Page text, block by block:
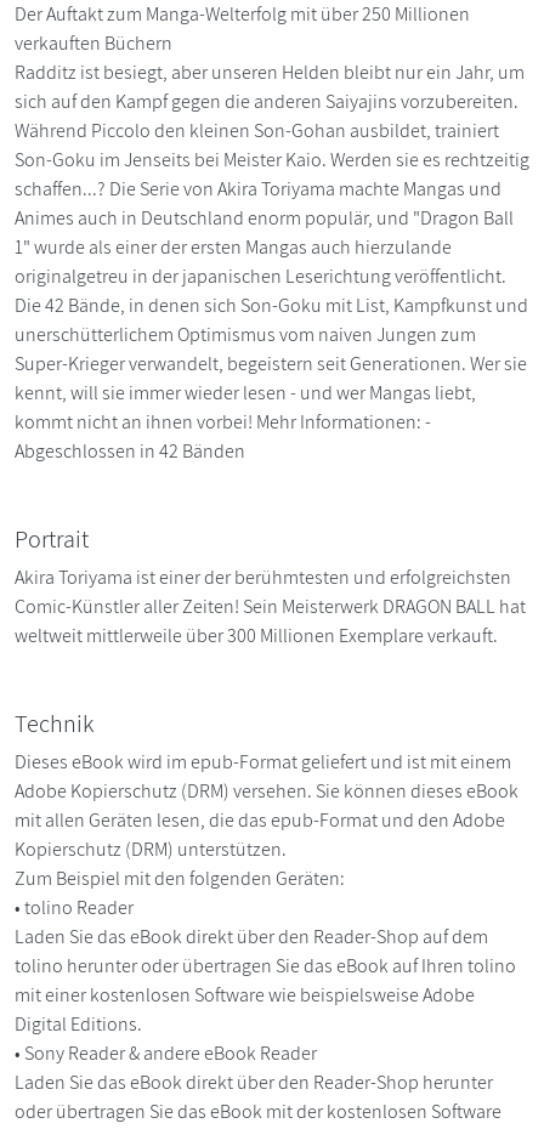
Der Auftakt zum Manga-Welterfolg mit über 250 Millionen
verkauften Büchern
Radditz ist besiegt, aber unseren Helden bleibt nur ein Jahr, um
sich auf den Kampf gegen die anderen Saiyajins vorzubereiten.
Während Piccolo den kleinen Son-Gohan ausbildet, trainiert
Son-Goku im Jenseits bei Meister Kaio. Werden sie es rechtzeitig
schaffen...? Die Serie von Akira Toriyama machte Mangas und
Animes auch in Deutschland enorm populär, und "Dragon Ball
1" wurde als einer der ersten Mangas auch hierzulande
originalgetreu in der japanischen Leserichtung veröffentlicht.
Die 42 Bände, in denen sich Son-Goku mit List, Kampfkunst und
unerschütterlichem Optimismus vom naiven Jungen zum
Super-Krieger verwandelt, begeistern seit Generationen. Wer sie
kennt, will sie immer wieder lesen - und wer Mangas liebt,
kommt nicht an ihnen vorbei! Mehr Informationen: -
Abgeschlossen in 42 Bänden
Portrait
Akira Toriyama ist einer der berühmtesten und erfolgreichsten
Comic-Künstler aller Zeiten! Sein Meisterwerk DRAGON BALL hat
weltweit mittlerweile über 300 Millionen Exemplare verkauft.
Technik
Dieses eBook wird im epub-Format geliefert und ist mit einem
Adobe Kopierschutz (DRM) versehen. Sie können dieses eBook
mit allen Geräten lesen, die das epub-Format und den Adobe
Kopierschutz (DRM) unterstützen.
Zum Beispiel mit den folgenden Geräten:
• tolino Reader
Laden Sie das eBook direkt über den Reader-Shop auf dem
tolino herunter oder übertragen Sie das eBook auf Ihren tolino
mit einer kostenlosen Software wie beispielsweise Adobe
Digital Editions.
• Sony Reader & andere eBook Reader
Laden Sie das eBook direkt über den Reader-Shop herunter
oder übertragen Sie das eBook mit der kostenlosen Software